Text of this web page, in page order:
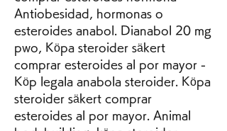
Antiobesidad, hormonas o
esteroides anabol. Dianabol 20 mg
pwo, Köpa steroider säkert
comprar esteroides al por mayor -
Köp legala anabola steroider. Köpa
steroider säkert comprar
esteroides al por mayor. Animal